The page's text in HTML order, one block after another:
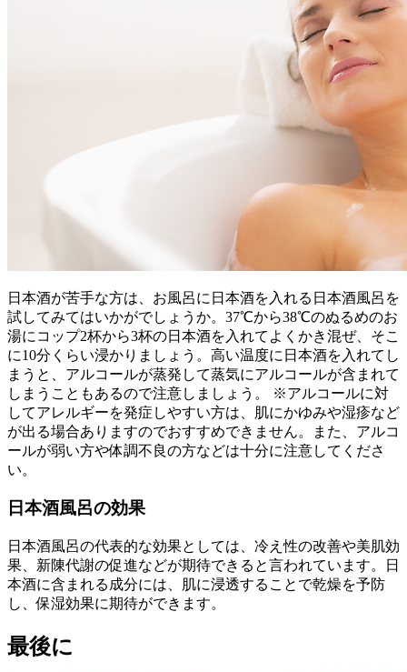
日本酒が苦手な方は、お風呂に日本酒を入れる日本酒風呂を
試してみてはいかがでしょうか。37℃から38℃のぬるめのお
湯にコップ2杯から3杯の日本酒を入れてよくかき混ぜ、そこ
に10分くらい浸かりましょう。高い温度に日本酒を入れてし
まうと、アルコールが蒸発して蒸気にアルコールが含まれて
しまうこともあるので注意しましょう。 ※アルコールに対
してアレルギーを発症しやすい方は、肌にかゆみや湿疹など
が出る場合ありますのでおすすめできません。また、アルコ
ールが弱い方や体調不良の方などは十分に注意してくださ
い。
日本酒風呂の効果
日本酒風呂の代表的な効果としては、冷え性の改善や美肌効
果、新陳代謝の促進などが期待できると言われています。日
本酒に含まれる成分には、肌に浸透することで乾燥を予防
し、保湿効果に期待ができます。
最後に